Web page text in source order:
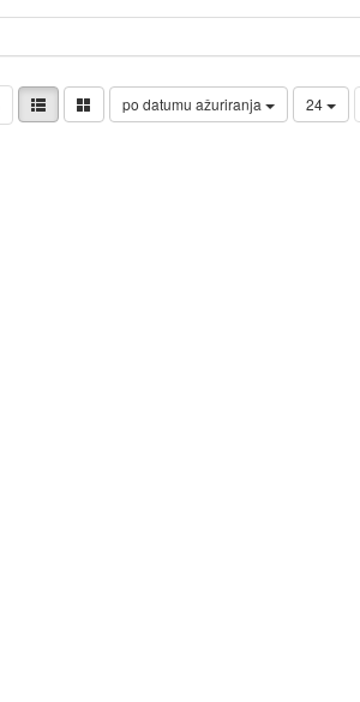
po datumu ažuriranja 24